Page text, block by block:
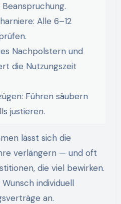
Alle 6–12
Nachpolstern und
die Nutzungszeit
Führen säubern
justieren.
lässt sich die
verlängern — und oft
die viel bewirken.
individuell
an.